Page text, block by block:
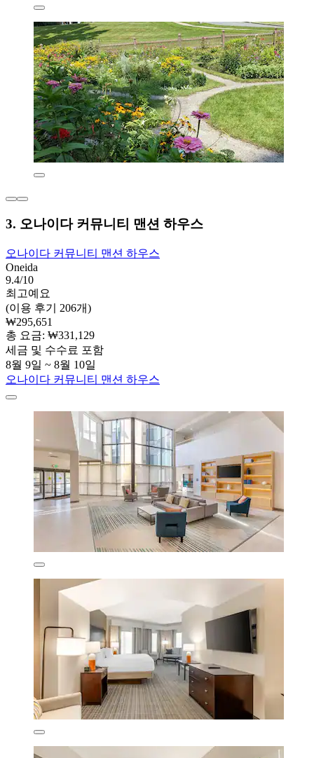
3. 오나이다 커뮤니티 맨션 하우스
오나이다 커뮤니티 맨션 하우스
Oneida
9.4/10
최고예요
(이용 후기 206개)
₩295,651
총 요금: ₩331,129
세금 및 수수료 포함
8월 9일 ~ 8월 10일
오나이다 커뮤니티 맨션 하우스